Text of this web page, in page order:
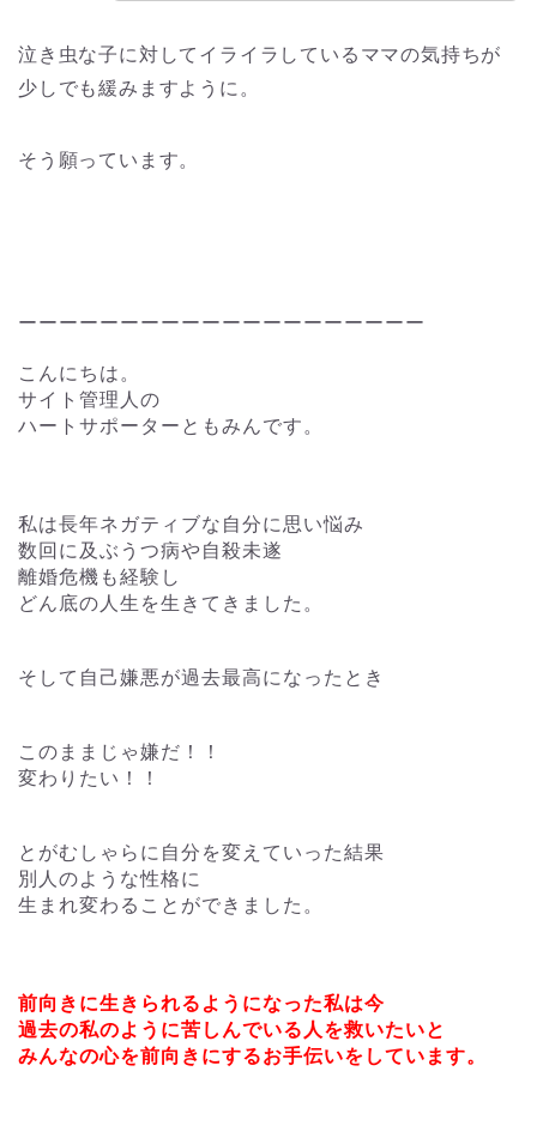
泣き虫な子に対してイライラしているママの気持ちが
少しでも緩みますように。
そう願っています。
ーーーーーーーーーーーーーーーーーーーー
こんにちは。
サイト管理人の
ハートサポーターともみんです。
私は長年ネガティブな自分に思い悩み
数回に及ぶうつ病や自殺未遂
離婚危機も経験し
どん底の人生を生きてきました。
そして自己嫌悪が過去最高になったとき
このままじゃ嫌だ！！
変わりたい！！
とがむしゃらに自分を変えていった結果
別人のような性格に
生まれ変わることができました。
前向きに生きられるようになった私は今
過去の私のように苦しんでいる人を救いたいと
みんなの心を前向きにするお手伝いをしています。